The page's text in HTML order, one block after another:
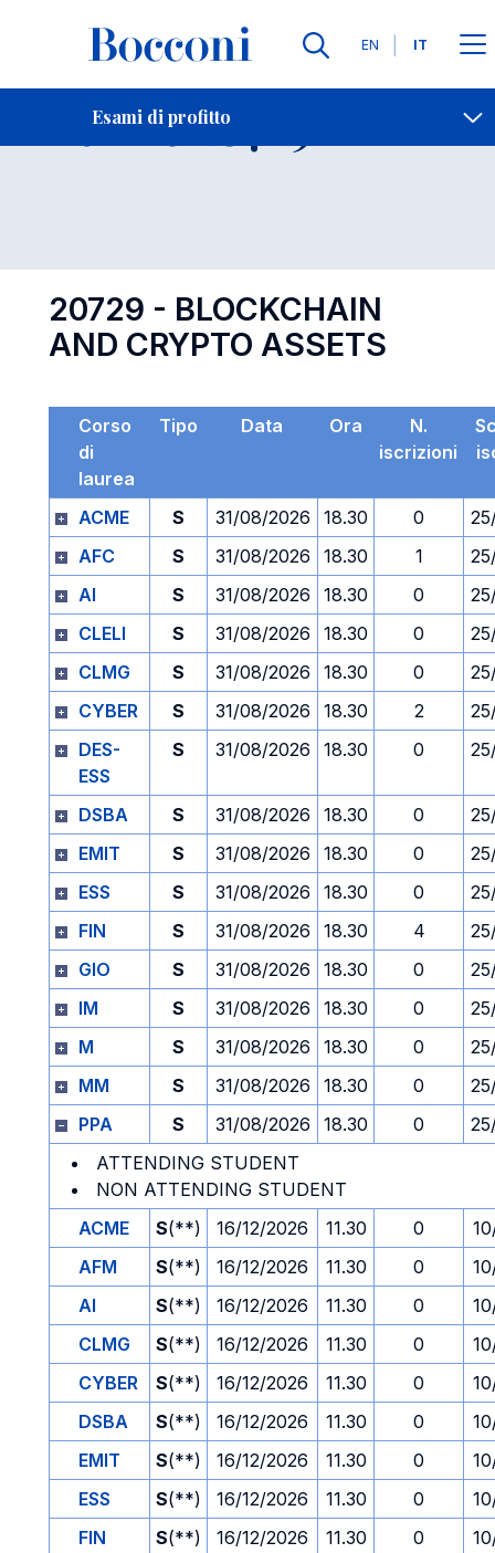
Lingue
EN IT
Esami di profitto
Contatti
Esame 20729 Open
20729 - BLOCKCHAIN
AND CRYPTO ASSETS
Corso
di
laurea
Tipo Data Ora
N.
iscrizioni
ACME S 31/08/2026 18.30 0
AFC
S 31/08/2026 18.30 1
AI
S 31/08/2026 18.30 0
CLELI
S 31/08/2026 18.30 0
CLMG
S 31/08/2026 18.30 0
CYBER
S 31/08/2026 18.30 2
DES-
ESS
S 31/08/2026 18.30 0
DSBA S 31/08/2026 18.30 0
EMIT
S 31/08/2026 18.30 0
ESS
S 31/08/2026 18.30 0
FIN
S 31/08/2026 18.30 4
GIO
S 31/08/2026 18.30 0
IM
S 31/08/2026 18.30 0
M
S 31/08/2026 18.30 0
MM
S 31/08/2026 18.30 0
PPA
S 31/08/2026 18.30 0
ATTENDING STUDENT
NON ATTENDING STUDENT
ACME
S(**) 16/12/2026 11.30 0
AFM
S(**) 16/12/2026 11.30 0
AI
S(**) 16/12/2026 11.30 0
CLMG
S(**) 16/12/2026 11.30 0
CYBER
S(**) 16/12/2026 11.30 0
DSBA
S(**) 16/12/2026 11.30 0
EMIT
S(**) 16/12/2026 11.30 0
ESS
S(**) 16/12/2026 11.30 0
FIN
S(**) 16/12/2026 11.30 0